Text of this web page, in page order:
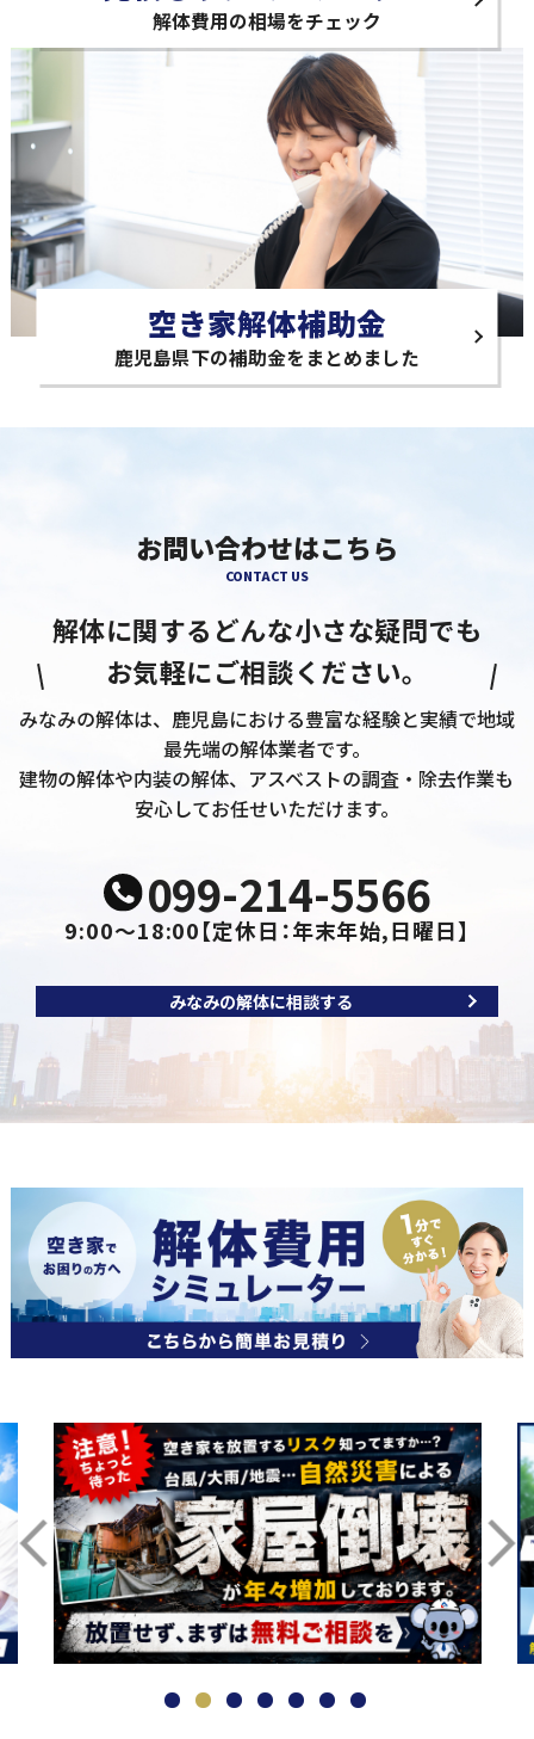
解体費用の相場をチェック
空き家解体補助金
鹿児島県下の補助金をまとめました
お問い合わせはこちら
CONTACT US
解体に関するどんな小さな疑問でも
お気軽にご相談ください。
みなみの解体は、鹿児島における豊富な経験と実績で地域
最先端の解体業者です。
建物の解体や内装の解体、アスベストの調査・除去作業も
安心してお任せいただけます。
099-214-5566
9:00～18:00【定休日：年末年始,日曜日】
みなみの解体に相談する